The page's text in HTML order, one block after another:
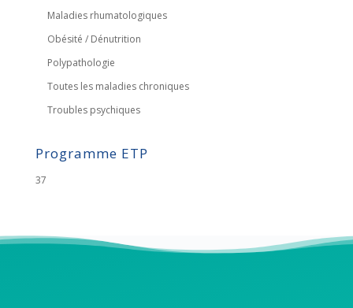
Maladies rhumatologiques
Obésité / Dénutrition
Polypathologie
Toutes les maladies chroniques
Troubles psychiques
Programme ETP
37